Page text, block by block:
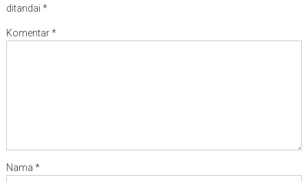
ditandai *
Komentar*
Nama *